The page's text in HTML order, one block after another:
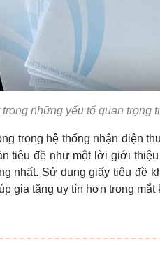
những yếu tố quan trọng
trong hệ thống nhận diện
tiêu đề như một lời giới
nhất. Sử dụng giấy tiêu đề
gia tăng uy tín hơn trong